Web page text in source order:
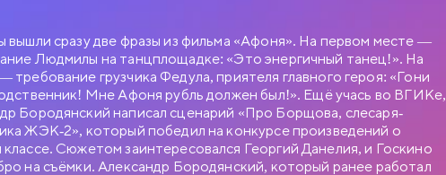
вышли сразу две фразы из фильма «Афоня». На первом месте —
Людмилы на танцплощадке: «Это энергичный танец!». На
требование грузчика Федула, приятеля главного героя: «Гони
Мне Афоня рубль должен был!». Ещё учась во ВГИКе,
Бородянский написал сценарий «Про Борщова, слесаря-
ЖЭК-2», который победил на конкурсе произведений о
классе. Сюжетом заинтересовался Георгий Данелия, и Госкино
на съёмки. Александр Бородянский, который ранее работал